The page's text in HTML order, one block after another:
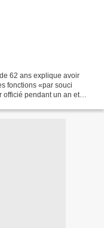
62 ans explique avoir
fonctions «par souci
officié pendant un an et